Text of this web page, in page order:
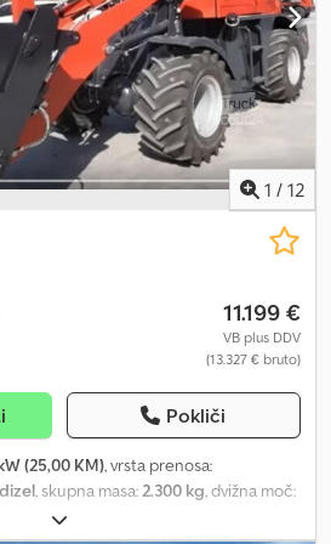
tlaka 3. hidravlični krog, dodatna
osi vključno z: 1 x naprava za
- KRA 1 x žlica (HVF) 2050 mm KRA -
o podatkih
1 / 12
11.199 €
VB plus DDV
(13.327 € bruto)
Pokliči
(25,00 KM), vrsta prenosa:
dizel, skupna masa:2.300 kg, dvižna moč:
, Oprema: